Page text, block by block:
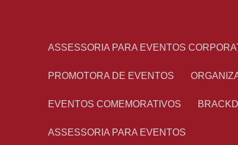
ASSESSORIA PARA EVENTOS
PROMOTORA DE EVENTOS
EVENTOS COMEMORATIVOS
ASSESSORIA PARA EVENTOS